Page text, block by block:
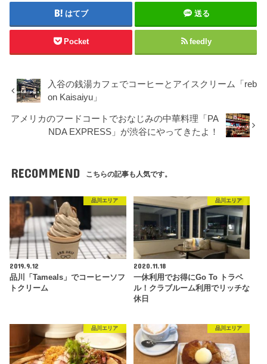
はてブ 送る
Pocket feedly
入谷の銭湯カフェでコーヒーとアイスクリーム「reb
on Kaisaiyu」
アメリカのフードコートでおなじみの中華料理「PA
NDA EXPRESS」が渋谷にやってきたよ！
RECOMMEND こちらの記事も人気です。
品川エリア
2019.9.12
品川「Tameals」でコーヒーソフ
トクリーム
品川エリア
2020.11.18
一休利用でお得にGo To トラベ
ル！クラブルーム利用でリッチな
休日
品川エリア 品川エリア